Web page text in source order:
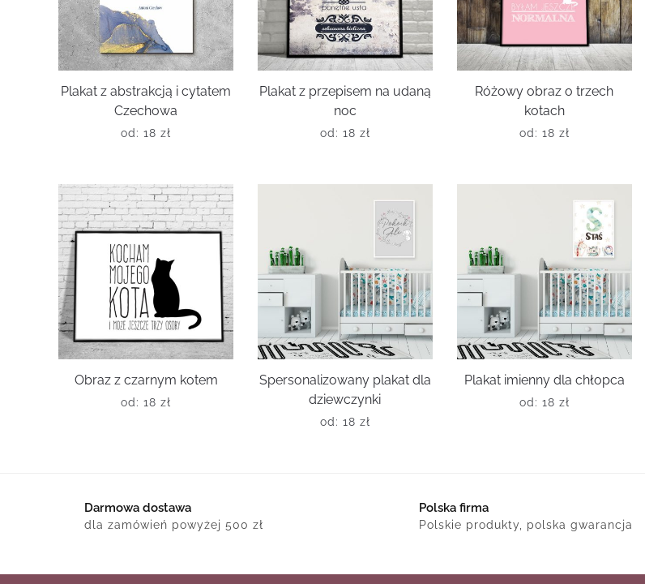
Plakat z abstrakcją i cytatem
Czechowa
od: 18 zł
Plakat z przepisem na udaną
noc
od: 18 zł
Różowy obraz o trzech
kotach
od: 18 zł
Obraz z czarnym kotem
od: 18 zł
Spersonalizowany plakat dla
dziewczynki
od: 18 zł
Plakat imienny dla chłopca
od: 18 zł
Darmowa dostawa
dla zamówień powyżej 500 zł
Polska firma
Polskie produkty, polska gwarancja